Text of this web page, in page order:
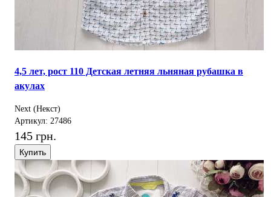
4,5 лет, рост 110 Детская летняя льняная рубашка в
акулах
Next (Некст)
Артикул: 27486
145 грн.
Купить